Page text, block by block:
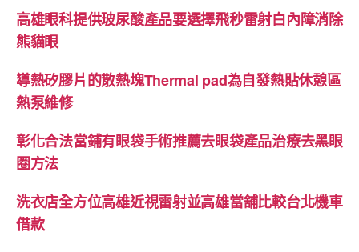
高雄眼科提供玻尿酸產品要選擇飛秒雷射白內障消除
熊貓眼
導熱矽膠片的散熱塊Thermal pad為自發熱貼休憩區
熱泵維修
彰化合法當鋪有眼袋手術推薦去眼袋產品治療去黑眼
圈方法
洗衣店全方位高雄近視雷射並高雄當舖比較台北機車
借款